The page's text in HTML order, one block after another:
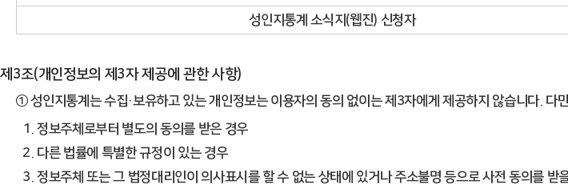
성인지통계 소식지(웹진) 신청자
제3조(개인정보의 제3자 제공에 관한 사항)
① 성인지통계는 수집·보유하고 있는 개인정보는 이용자의 동의 없이는 제3자에게 제공하지 않습니다. 다
1. 정보주체로부터 별도의 동의를 받은 경우
2. 다른 법률에 특별한 규정이 있는 경우
3. 정보주체 또는 그 법정대리인이 의사표시를 할 수 없는 상태에 있거나 주소불명 등으로 사전 동의를